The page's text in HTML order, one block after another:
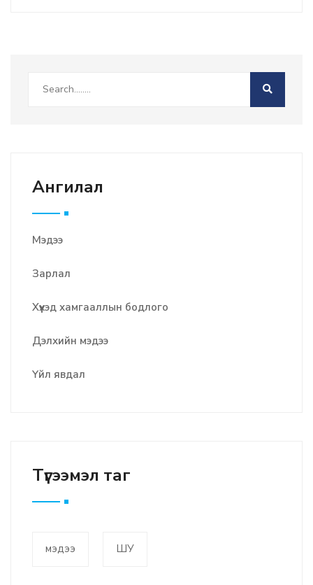
Ангилал
Мэдээ
Зарлал
Хүүхэд хамгааллын бодлого
Дэлхийн мэдээ
Үйл явдал
Түгээмэл таг
мэдээ ШУ